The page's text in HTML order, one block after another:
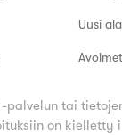
Uusi
palvelun tai
on kielletty